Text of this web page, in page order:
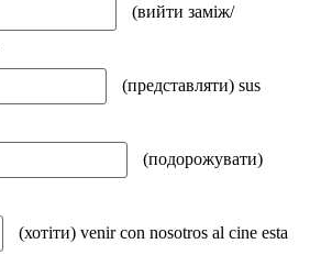
(вийти заміж/
(представляти) sus
(подорожувати)
(хотіти) venir con nosotros al cine esta